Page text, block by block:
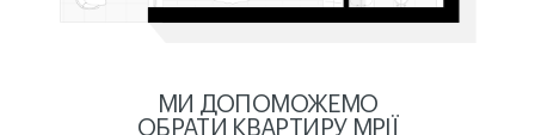
МИ ДОПОМОЖЕМО
ОБРАТИ КВАРТИРУ МРІЇ